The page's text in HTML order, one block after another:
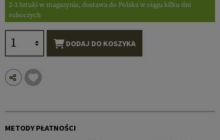
2-3 Sztuki w magazynie, dostawa do Polska w ciągu kilku dni
roboczych
DODAJ DO KOSZYKA
METODY PŁATNOŚCI